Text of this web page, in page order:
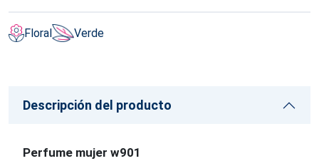
Floral Verde
Descripción del producto
Perfume mujer w901